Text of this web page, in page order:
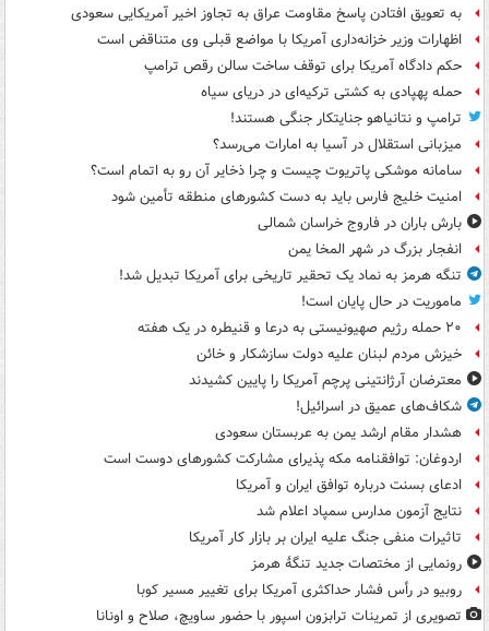
به تعویق افتادن پاسخ مقاومت عراق به تجاوز اخیر آمریکایی سعودی
اظهارات وزیر خزانه‌داری آمریکا با مواضع قبلی وی متناقض است
حکم دادگاه آمریکا برای توقف ساخت سالن رقص ترامپ
حمله پهپادی به کشتی ترکیه‌ای در دریای سیاه
ترامپ و نتانیاهو جنایتکار جنگی هستند!
میزبانی استقلال در آسیا به امارات می‌رسد؟
سامانه موشکی پاتریوت چیست و چرا ذخایر آن رو به اتمام است؟
امنیت خلیج فارس باید به دست کشورهای منطقه تأمین شود
بارش باران در فاروج خراسان شمالی
انفجار بزرگ در شهر المخا یمن
تنگه هرمز به نماد یک تحقیر تاریخی برای آمریکا تبدیل شد!
ماموریت در حال پایان است!
۲۰ حمله رژیم صهیونیستی به درعا و قنیطره در یک هفته
خیزش مردم لبنان علیه دولت سازشکار و خائن
معترضان آرژانتینی پرچم آمریکا را پایین کشیدند
شکاف‌های عمیق در اسرائیل!
هشدار مقام ارشد یمن به عربستان سعودی
اردوغان: توافقنامه مکه پذیرای مشارکت کشورهای دوست است
ادعای بسنت درباره توافق ایران و آمریکا
نتایج آزمون مدارس سمپاد اعلام شد
تاثیرات منفی جنگ علیه ایران بر بازار کار آمریکا
رونمایی از مختصات جدید تنگۀ هرمز
روبیو در رأس فشار حداکثری آمریکا برای تغییر مسیر کوبا
تصویری از تمرینات ترابزون اسپور با حضور ساویچ، صلاح و اونانا